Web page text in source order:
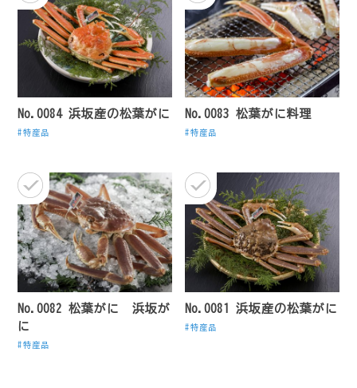
No.0084 浜坂産の松葉がに
特産品
No.0083 松葉がに料理
特産品
No.0082 松葉がに 浜坂が
に
特産品
No.0081 浜坂産の松葉がに
特産品